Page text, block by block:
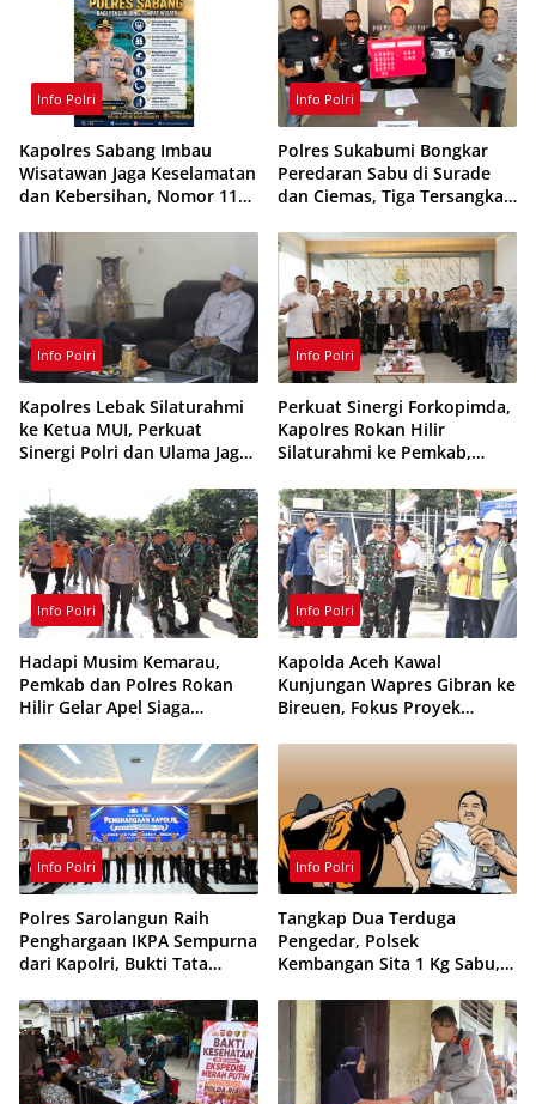
Info Polri
Kapolres Sabang Imbau
Wisatawan Jaga Keselamatan
dan Kebersihan, Nomor 110
Info Polri
Polres Sukabumi Bongkar
Peredaran Sabu di Surade
dan Ciemas, Tiga Tersangka
Info Polri
Kapolres Lebak Silaturahmi
ke Ketua MUI, Perkuat
Sinergi Polri dan Ulama Jaga
Info Polri
Perkuat Sinergi Forkopimda,
Kapolres Rokan Hilir
Silaturahmi ke Pemkab,
Info Polri
Hadapi Musim Kemarau,
Pemkab dan Polres Rokan
Hilir Gelar Apel Siaga
Sinergi Cegah Kebakaran
Info Polri
Kapolda Aceh Kawal
Kunjungan Wapres Gibran ke
Bireuen, Fokus Proyek
Info Polri
Polres Sarolangun Raih
Penghargaan IKPA Sempurna
dari Kapolri, Bukti Tata
Berintegritas
Info Polri
Tangkap Dua Terduga
Pengedar, Polsek
Kembangan Sita 1 Kg Sabu,
Ribu Butir Obat Keras